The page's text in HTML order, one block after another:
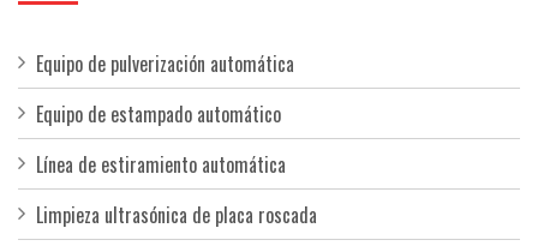
Equipo de pulverización automática
Equipo de estampado automático
Línea de estiramiento automática
Limpieza ultrasónica de placa roscada